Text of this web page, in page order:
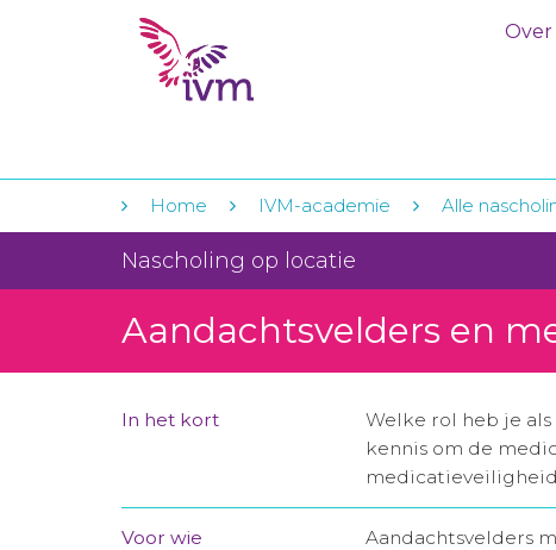
Over
Home IVM-academie Alle
Nascholing op locatie
Aandachtsvelders en
In het kort
Welke rol heb je
kennis om de
Voor wie
Aandachtsvelders